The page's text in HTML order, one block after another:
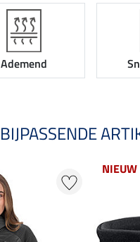
Ademend
BIJPASSENDE
NIEUW